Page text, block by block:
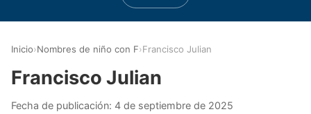
Inicio›Nombres de niño con F›Francisco Julian
Francisco Julian
Fecha de publicación: 4 de septiembre de 2025